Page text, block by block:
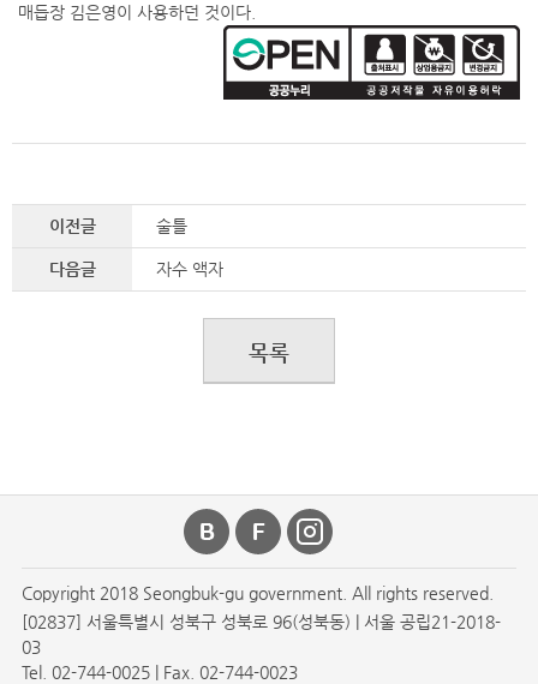
매듭장 김은영이 사용하던 것이다.
이전글 술틀
다음글 자수 액자
목록
Copyright 2018 Seongbuk-gu government. All rights reserved.
[02837] 서울특별시 성북구 성북로 96(성북동) | 서울 공립21-2018-
03
Tel. 02-744-0025 | Fax. 02-744-0023